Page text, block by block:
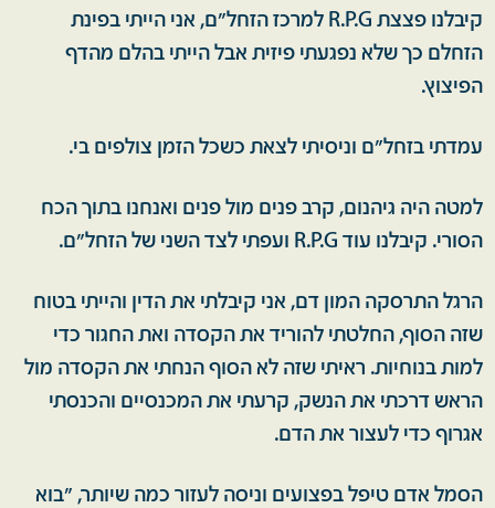
קיבלנו פצצת R.P.G למרכז הזחל"ם, אני הייתי בפינת
הזחלם כך שלא נפגעתי פיזית אבל הייתי בהלם מהדף
הפיצוץ.
עמדתי בזחל"ם וניסיתי לצאת כשכל הזמן צולפים בי.
למטה היה גיהנום, קרב פנים מול פנים ואנחנו בתוך הכח
הסורי. קיבלנו עוד R.P.G ועפתי לצד השני של הזחל"ם.
הרגל התרסקה המון דם, אני קיבלתי את הדין והייתי בטוח
שזה הסוף, החלטתי להוריד את הקסדה ואת החגור כדי
למות בנוחיות. ראיתי שזה לא הסוף הנחתי את הקסדה מול
הראש דרכתי את הנשק, קרעתי את המכנסיים והכנסתי
אגרוף כדי לעצור את הדם.
הסמל אדם טיפל בפצועים וניסה לעזור כמה שיותר, "בוא